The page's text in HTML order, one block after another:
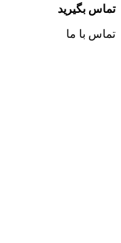
تماس بگیرید
تماس با ما